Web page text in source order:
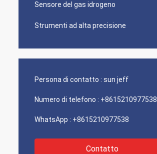
Sensore del gas idrogeno
Strumenti ad alta precisione
Persona di contatto : sun jeff
Numero di telefono : +8615210977538
WhatsApp : +8615210977538
Contatto